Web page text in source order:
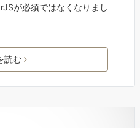
が必須ではなくなりまし
読む